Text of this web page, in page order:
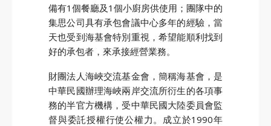
GO
備有1個餐廳及1個小廚房供使用；團隊中的
集思公司具有承包會議中心多年的經驗，當
天也受到海基會特別重視，希望能順利找到
好的承包者，來承接經營業務。
財團法人海峽交流基金會，簡稱海基會，是
中華民國辦理海峽兩岸交流所衍生的各項事
務的半官方機構，受中華民國大陸委員會監
督與委託授權行使公權力。成立於1990年